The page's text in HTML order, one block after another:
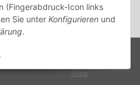
(Fingerabdruck-Icon links
Sie unter Konfigurieren und
.
zzgl.
Shop